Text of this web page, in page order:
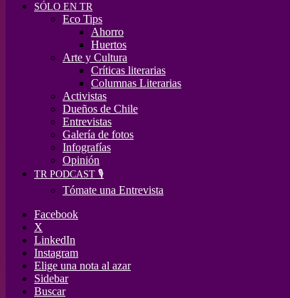
SÓLO EN TR
Eco Tips
Ahorro
Huertos
Arte y Cultura
Críticas literarias
Columnas Literarias
Activistas
Dueños de Chile
Entrevistas
Galería de fotos
Infografías
Opinión
TR PODCAST 🎙️
Tómate una Entrevista
Facebook
X
LinkedIn
Instagram
Elige una nota al azar
Sidebar
Buscar